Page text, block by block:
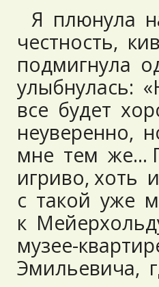
Я плюнула
честность,
подмигнула
улыбнулась:
все будет
неуверенно,
мне тем же…
игриво, хоть
с такой уже
к
музее-
Эмильевича,